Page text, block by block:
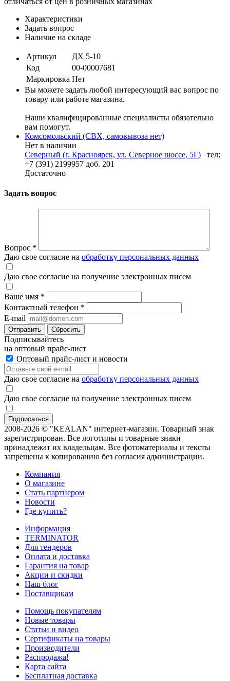
Характеристики
Задать вопрос
Наличие на складе
Артикул
ДХ 5-10
Код
00-00007681
Маркировка Нет
Вы можете задать любой интересующий вас вопрос по
товару или работе магазина.
Наши квалифицированные специалисты обязательно
вам помогут.
Комсомольский (СВХ, самовывоза нет)
Нет в наличии
Северный (г. Красноярск, ул. Северное шоссе, 5Г)
тел:
+7 (391) 2199957 доб. 201
Достаточно
Задать вопрос
Вопрос *
Даю свое согласие на обработку персональных данных
Даю свое согласие на получение электронных писем
Ваше имя *
Контактный телефон *
E-mail
Отправить Сбросить
Подписывайтесь
на оптовый прайс-лист
Оптовый прайс-лист и новости
Даю свое согласие на обработку персональных данных
Даю свое согласие на получение электронных писем
2008-2026 © "KEALAN" интернет-магазин. Товарный знак
зарегистрирован. Все логотипы и товарные знаки
принадлежат их владельцам. Все фотоматериалы и тексты
запрещены к копированию без согласия администрации.
Компания
О магазине
Стать партнером
Новости
Где купить?
Информация
TERMINATOR
Для тендеров
Оплата и доставка
Гарантия на товар
Акции и скидки
Наш блог
Поставщикам
Помощь покупателям
Новые товары
Статьи и видео
Сертификаты на товары
Производители
Распродажа!
Карта сайта
Бесплатная доставка